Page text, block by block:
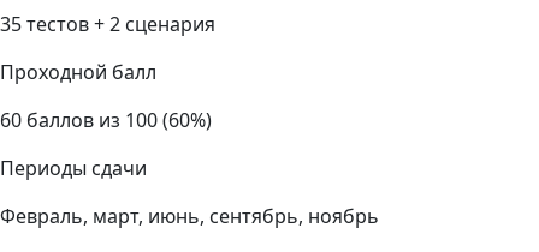
35 тестов + 2 сценария
Проходной балл
60 баллов из 100 (60%)
Периоды сдачи
Февраль, март, июнь, сентябрь, ноябрь